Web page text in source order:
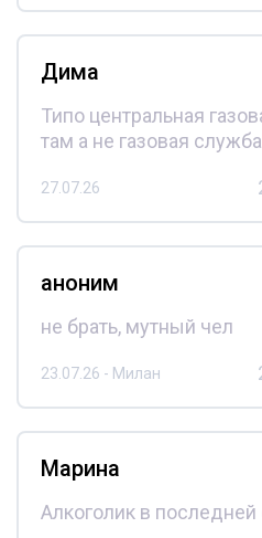
Дима
Типо центральная
там а не газовая
27.07.26
аноним
не брать, мутный чел
23.07.26 - Милан
Марина
Алкоголик в последней